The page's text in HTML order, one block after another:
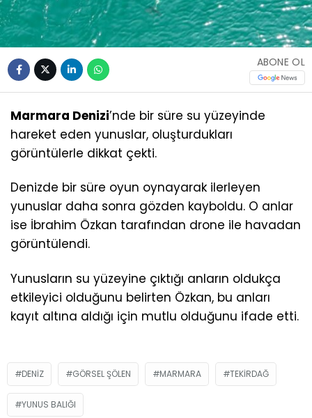
ABONE OL
Marmara Denizi’nde bir süre su yüzeyinde
hareket eden yunuslar, oluşturdukları
görüntülerle dikkat çekti.
Denizde bir süre oyun oynayarak ilerleyen
yunuslar daha sonra gözden kayboldu. O anlar
ise İbrahim Özkan tarafından drone ile havadan
görüntülendi.
Yunusların su yüzeyine çıktığı anların oldukça
etkileyici olduğunu belirten Özkan, bu anları
kayıt altına aldığı için mutlu olduğunu ifade etti.
DENIZ GÖRSEL ŞÖLEN MARMARA TEKIRDAĞ
YUNUS BALIĞI